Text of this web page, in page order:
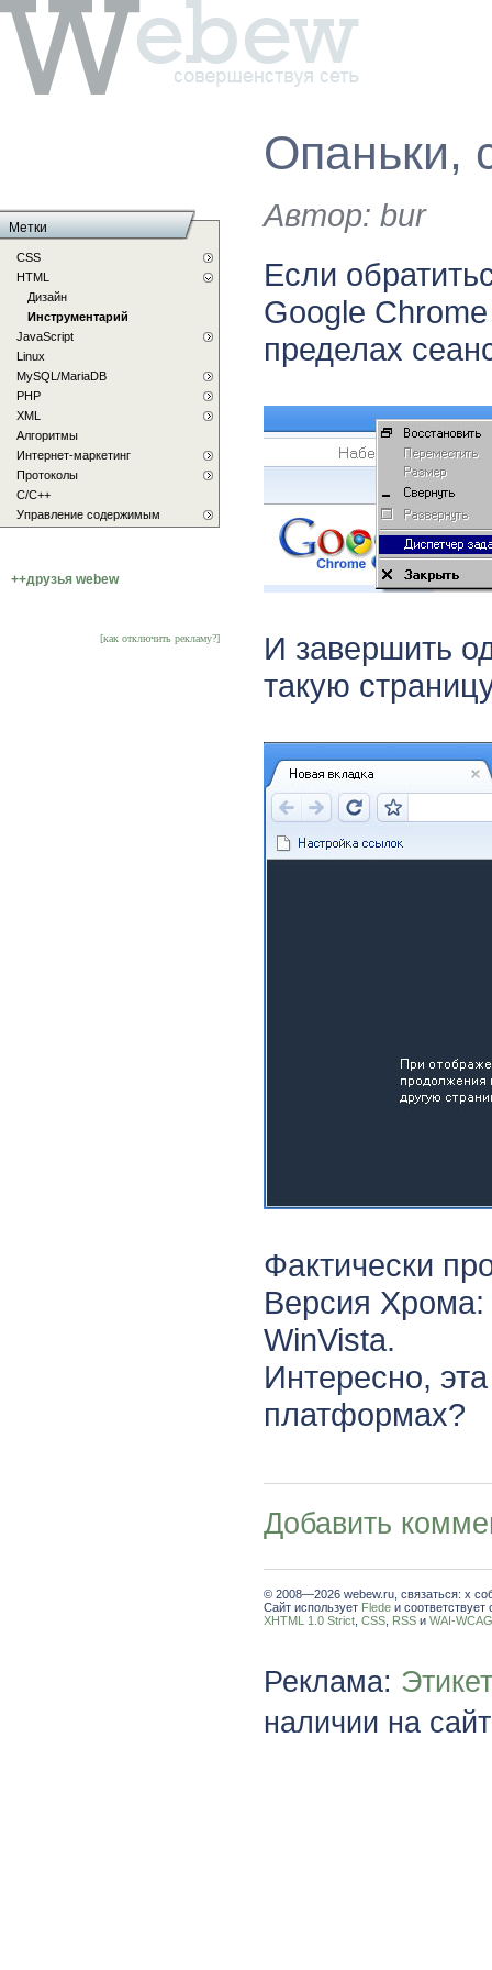
Опаньки,
Автор: bur
Если
Google
пределах
И завершить
такую
Фактически
Версия Хрома:
WinVista.
Интересно,
платформах?
Добавить
© 2008—2026 webew.ru, связаться: x
Сайт использует Flede и соответствует
XHTML 1.0 Strict CSS RSS и WAI-
Реклама:
наличии на
Метки
CSS
HTML
Дизайн
Инструментарий
JavaScript
Linux
MySQL/MariaDB
PHP
XML
Алгоритмы
Интернет-маркетинг
Протоколы
С/C++
Управление содержимым
++друзья webew
[как отключить рекламу?]